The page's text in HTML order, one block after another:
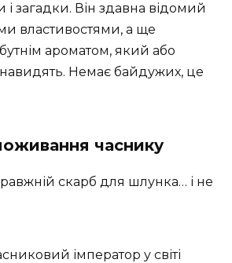
і загадки. Він здавна відомий
властивостями, а ще
ароматом, який або
Немає байдужих, це
часнику
скарб для шлунка… і не
імператор у світі